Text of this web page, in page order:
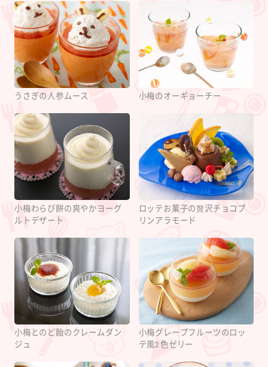
うさぎの人参ムース 小梅のオーギョーチー
小梅わらび餅の爽やかヨーグ
ルトデザート
ロッテお菓子の贅沢チョコプ
リンアラモード
小梅とのど飴のクレームダン
ジュ
小梅グレープフルーツのロッ
テ風2色ゼリー